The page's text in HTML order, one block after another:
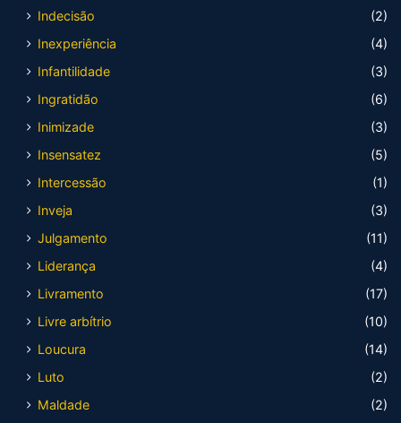
Indecisão
(2)
Inexperiência
(4)
Infantilidade
(3)
Ingratidão
(6)
Inimizade
(3)
Insensatez
(5)
Intercessão
(1)
Inveja
(3)
Julgamento
(11)
Liderança
(4)
Livramento
(17)
Livre arbítrio
(10)
Loucura
(14)
Luto
(2)
Maldade
(2)